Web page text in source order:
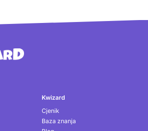
Kwizard
Cjenik
Baza znanja